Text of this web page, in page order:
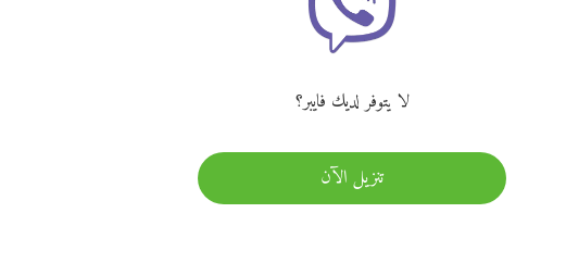
لا يتوفر لديك فايبر؟
تنزيل الآن